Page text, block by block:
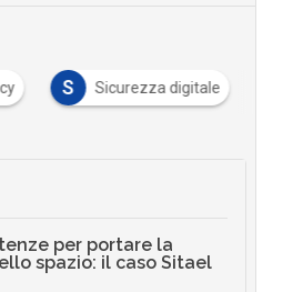
S Sicurezza digitale
per portare la
spazio: il caso Sitael